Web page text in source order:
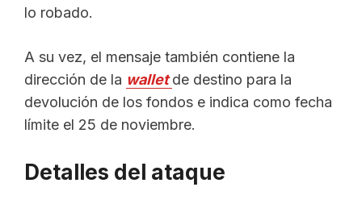
lo robado.
A su vez, el mensaje también contiene la
dirección de la wallet de destino para la
devolución de los fondos e indica como fecha
límite el 25 de noviembre.
Detalles del ataque